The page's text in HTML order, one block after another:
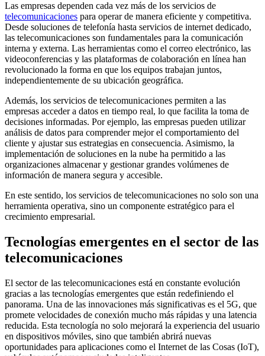
Las empresas dependen cada vez más de los servicios de
telecomunicaciones para operar de manera eficiente y competitiva.
Desde soluciones de telefonía hasta servicios de internet dedicado,
las telecomunicaciones son fundamentales para la comunicación
interna y externa. Las herramientas como el correo electrónico, las
videoconferencias y las plataformas de colaboración en línea han
revolucionado la forma en que los equipos trabajan juntos,
independientemente de su ubicación geográfica.
Además, los servicios de telecomunicaciones permiten a las
empresas acceder a datos en tiempo real, lo que facilita la toma de
decisiones informadas. Por ejemplo, las empresas pueden utilizar
análisis de datos para comprender mejor el comportamiento del
cliente y ajustar sus estrategias en consecuencia. Asimismo, la
implementación de soluciones en la nube ha permitido a las
organizaciones almacenar y gestionar grandes volúmenes de
información de manera segura y accesible.
En este sentido, los servicios de telecomunicaciones no solo son una
herramienta operativa, sino un componente estratégico para el
crecimiento empresarial.
Tecnologías emergentes en el sector de las
telecomunicaciones
El sector de las telecomunicaciones está en constante evolución
gracias a las tecnologías emergentes que están redefiniendo el
panorama. Una de las innovaciones más significativas es el 5G, que
promete velocidades de conexión mucho más rápidas y una latencia
reducida. Esta tecnología no solo mejorará la experiencia del usuario
en dispositivos móviles, sino que también abrirá nuevas
oportunidades para aplicaciones como el Internet de las Cosas (IoT),